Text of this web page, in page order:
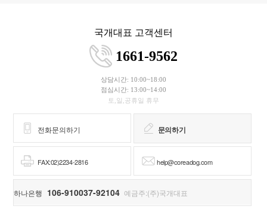
국개대표 고객센터
1661-9562
상담시간: 10:00~18:00
점심시간: 13:00~14:00
토,일,공휴일 휴무
전화문의하기 문의하기
FAX:02)2234-2816 help@coreadog.com
하나은행 106-910037-92104 예금주:(주)국개대표